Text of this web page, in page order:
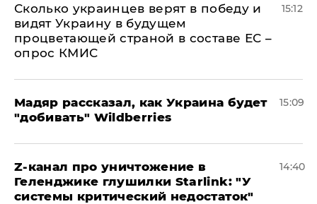
Сколько украинцев верят в победу и
видят Украину в будущем
процветающей страной в составе ЕС –
опрос КМИС
15:12
Мадяр рассказал, как Украина будет
"добивать" Wildberries
15:09
Z-канал про уничтожение в
Геленджике глушилки Starlink: "У
системы критический недостаток"
14:40